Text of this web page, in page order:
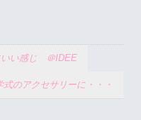
いい感じ ＠IDEE
のアクセサリーに・・・